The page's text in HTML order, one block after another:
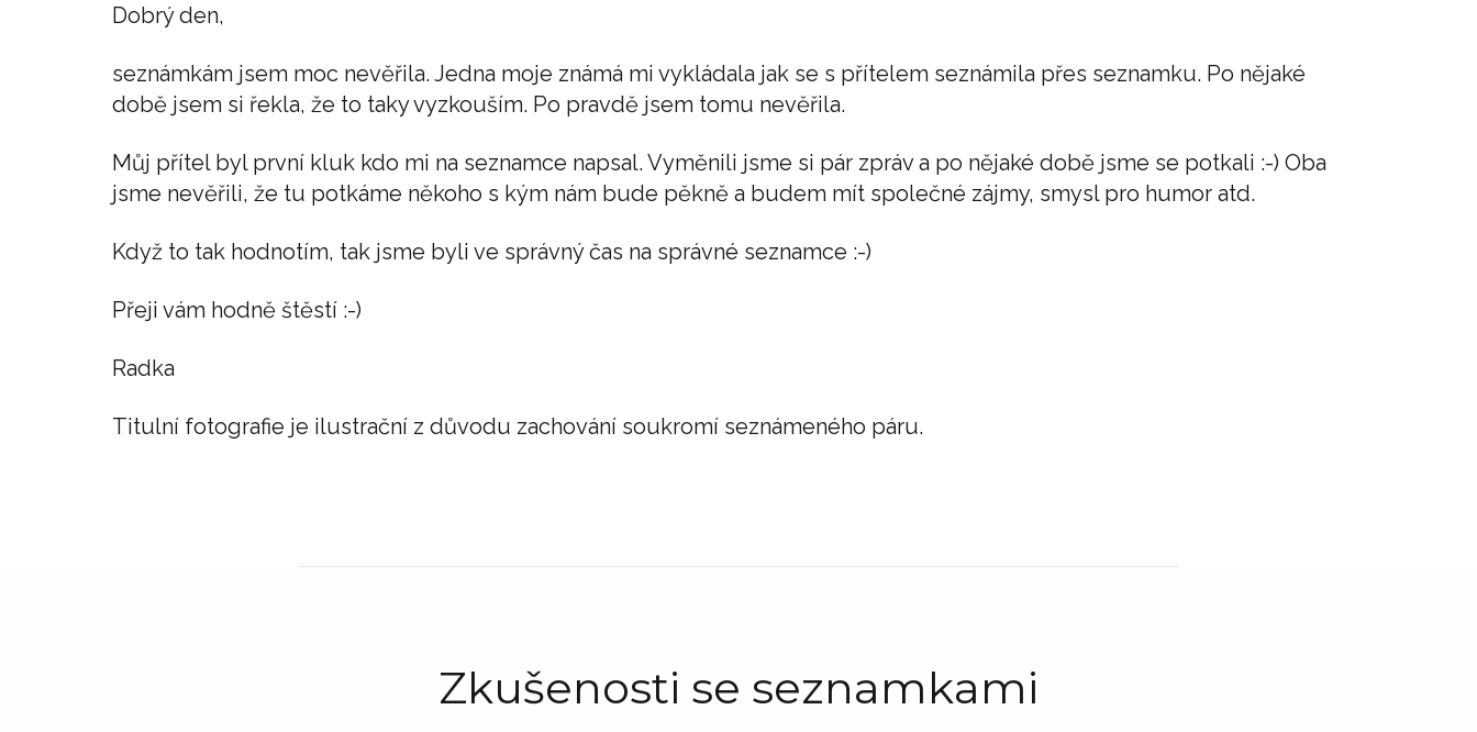
Dobrý den,
seznámkám jsem moc nevěřila. Jedna moje známá mi vykládala jak se s přítelem seznámila přes seznamku. Po nějaké
době jsem si řekla, že to taky vyzkouším. Po pravdě jsem tomu nevěřila.
Můj přítel byl první kluk kdo mi na seznamce napsal. Vyměnili jsme si pár zpráv a po nějaké době jsme se potkali :-) Oba
jsme nevěřili, že tu potkáme někoho s kým nám bude pěkně a budem mít společné zájmy, smysl pro humor atd.
Když to tak hodnotím, tak jsme byli ve správný čas na správné seznamce :-)
Přeji vám hodně štěstí :-)
Radka
Titulní fotografie je ilustrační z důvodu zachování soukromí seznámeného páru.
Zkušenosti se seznamkami